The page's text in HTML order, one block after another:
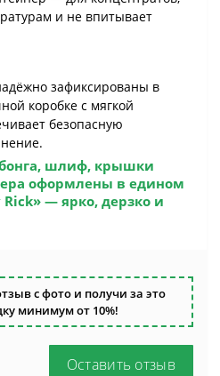
и не впитывает
зафиксированы в
коробке с мягкой
безопасную
шлиф, крышки
оформлены в едином
Rick» — ярко, дерзко и
с фото и получи за это
минимум от 10%!
Оставить отзыв